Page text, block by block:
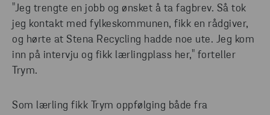
"Jeg trengte en jobb og ønsket å ta fagbrev. Så tok
jeg kontakt med fylkeskommunen, fikk en rådgiver,
og hørte at Stena Recycling hadde noe ute. Jeg kom
inn på intervju og fikk lærlingplass her," forteller
Trym.
Som lærling fikk Trym oppfølging både fra